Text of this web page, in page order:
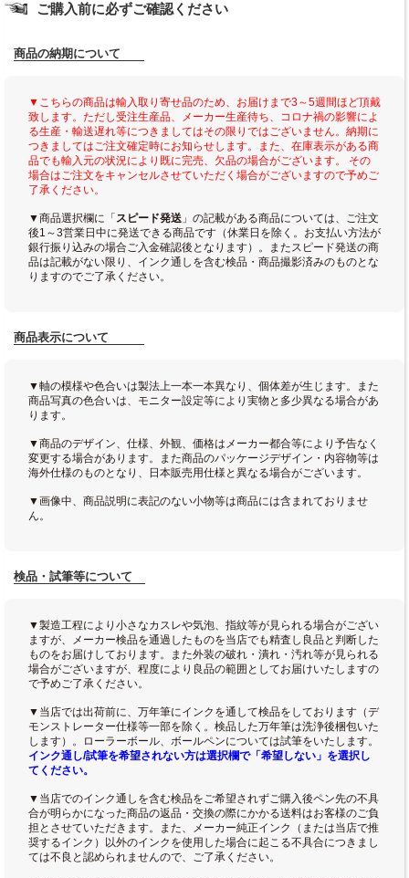
ご購入前に必ずご確認ください
商品の納期について
▼こちらの商品は輸入取り寄せ品のため、お届けまで3～5週間ほど頂戴
致します。ただし受注生産品、メーカー生産待ち、コロナ禍の影響によ
る生産・輸送遅れ等につきましてはその限りではございません。納期に
つきましてはご注文確定時にお知らせします。また、在庫表示がある商
品でも輸入元の状況により既に完売、欠品の場合がございます。 その
場合はご注文をキャンセルさせていただく場合がございますので予めご
了承ください。
▼商品選択欄に「 スピード発送 」の記載がある商品については、ご注文
後1～3営業日中に発送できる商品です（休業日を除く。お支払い方法が
銀行振り込みの場合ご入金確認後となります）。またスピード発送の商
品は記載がない限り、インク通しを含む検品・商品撮影済みのものとな
りますのでご了承ください。
商品表示について
▼軸の模様や色合いは製法上一本一本異なり、個体差が生じます。また
商品写真の色合いは、モニター設定等により実物と多少異なる場合があ
ります。
▼商品のデザイン、仕様、外観、価格はメーカー都合等により予告なく
変更する場合があります。また商品のパッケージデザイン・内容物等は
海外仕様のものとなり、日本販売用仕様と異なる場合がございます。
▼画像中、商品説明に表記のない小物等は商品には含まれておりませ
ん。
検品・試筆等について
▼製造工程により小さなカスレや気泡、指紋等が見られる場合がござい
ますが、メーカー検品を通過したものを当店でも精査し良品と判断した
ものをお届けしております。また外装の破れ・潰れ・汚れ等が見られる
場合がございますが、程度により良品の範囲としてお届けいたしますの
で予めご了承ください。
▼当店では出荷前に、万年筆にインクを通して検品をしております（デ
モンストレーター仕様等一部を除く。検品した万年筆は洗浄後梱包いた
します）。ローラーボール、ボールペンについては試筆をいたします。
インク通し/試筆を希望されない方は選択欄で「希望しない」を選択し
てください。
▼当店でのインク通しを含む検品をご希望されずご購入後ペン先の不具
合が明らかになった商品の返品・交換の際にかかる送料はお客様のご負
担とさせていただきます。また、メーカー純正インク（または当店で推
奨するインク）以外のインクを使用した場合に起こる不具合につきまし
ては不良と認められませんので、ご了承ください。